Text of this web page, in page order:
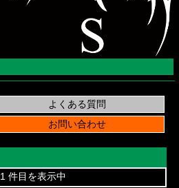
1 件目を表示中